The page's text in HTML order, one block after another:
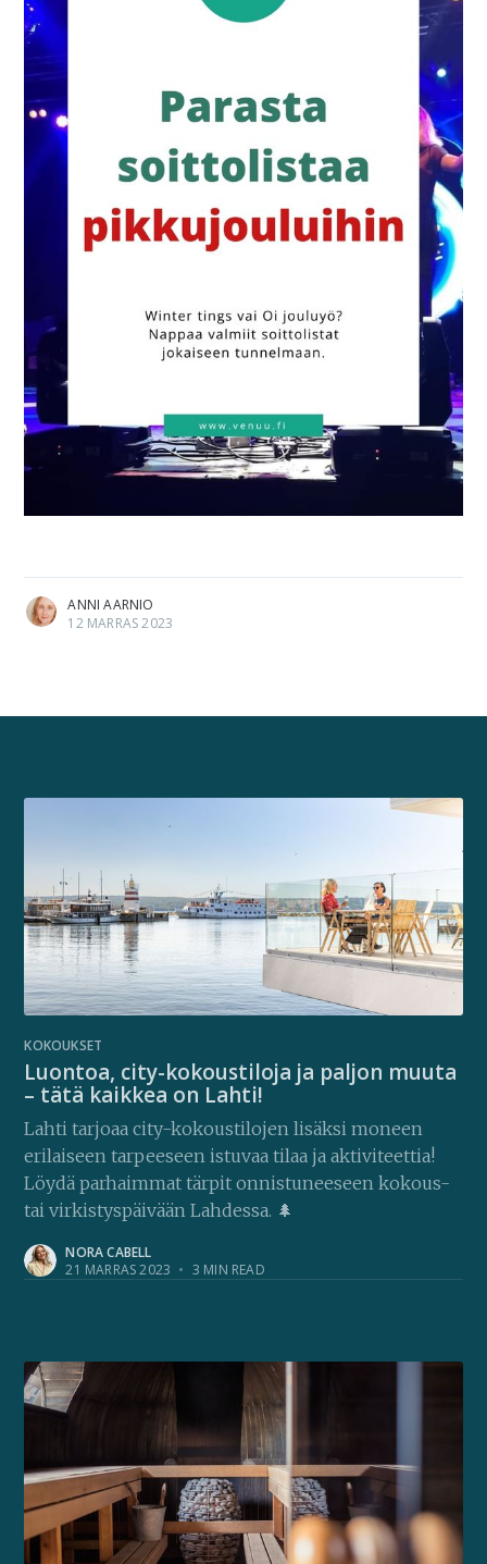
ANNI AARNIO
12 MARRAS 2023
KOKOUKSET
Luontoa, city-kokoustiloja ja paljon muuta
– tätä kaikkea on Lahti!
Lahti tarjoaa city-kokoustilojen lisäksi moneen
erilaiseen tarpeeseen istuvaa tilaa ja aktiviteettia!
Löydä parhaimmat tärpit onnistuneeseen kokous-
tai virkistyspäivään Lahdessa. 🌲
NORA CABELL
21 MARRAS 2023 • 3 MIN READ